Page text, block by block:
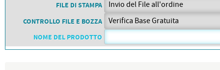
PETTORALI
PETTORALI NUMERI DA
PETTORALI CON NOME ATLETA
NUMERI DA GARA MTB
FILE DI STAMPA
CONTROLLO FILE E BOZZA
NOME DEL PRODOTTO